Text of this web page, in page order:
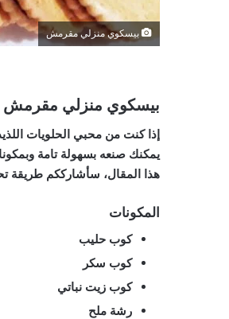
بيسكوي منزلي مقرمش
بيسكوي منزلي مقرمش
إذا كنت من محبي الحلويات
يمكنك صنعه بسهولة تامة
هذا المقال، سأشارككم طريقة
المكونات
كوب حليب
كوب سكر
كوب زيت نباتي
رشة ملح